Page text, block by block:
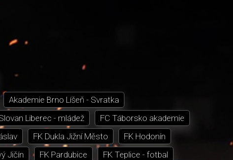
Akademie Brno Líšeň - Svratka
Liberec - mládež
FC Táborsko akademie
FK Dukla Jižní Město
FK Hodonín
Jičín FK Pardubice
FK Teplice - fotbal